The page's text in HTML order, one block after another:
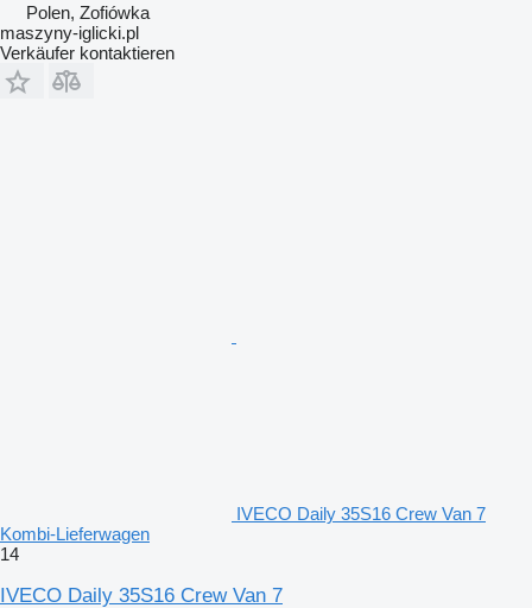
Polen, Zofiówka
maszyny-iglicki.pl
Verkäufer kontaktieren
IVECO Daily 35S16 Crew Van 7
Kombi-Lieferwagen
14
IVECO Daily 35S16 Crew Van 7